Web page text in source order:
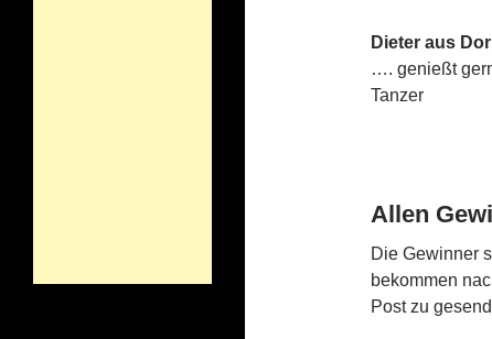
Dieter aus
…. genießt
Tanzer
Allen
Die Gewinner
bekommen
Post zu